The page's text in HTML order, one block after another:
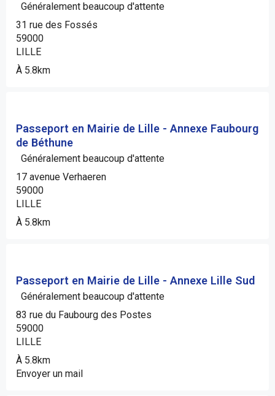
Généralement beaucoup d'attente
31 rue des Fossés
59000
LILLE
À 5.8km
Passeport en Mairie de Lille - Annexe Faubourg
de Béthune
Généralement beaucoup d'attente
17 avenue Verhaeren
59000
LILLE
À 5.8km
Passeport en Mairie de Lille - Annexe Lille Sud
Généralement beaucoup d'attente
83 rue du Faubourg des Postes
59000
LILLE
À 5.8km
Envoyer un mail